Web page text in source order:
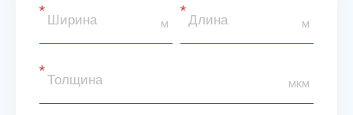
м м
мкм